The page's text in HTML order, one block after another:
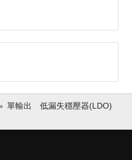
單輸出 低漏失穩壓器(LDO)